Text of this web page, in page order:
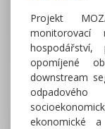
Projekt
monitorovací
opomíjené
downstream
ekonomické